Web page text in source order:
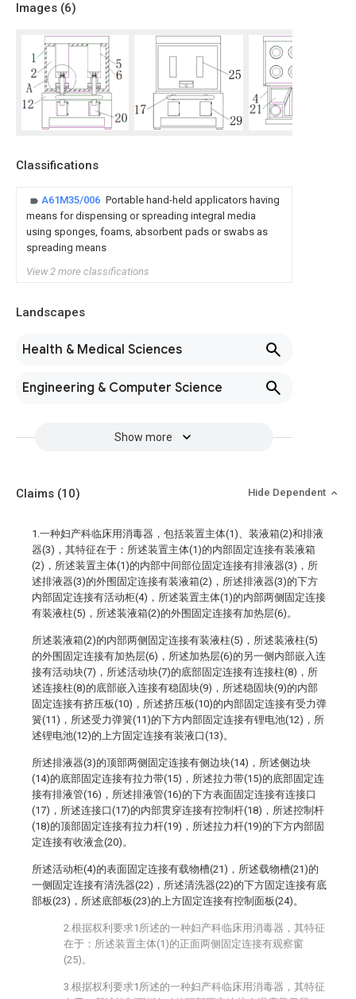
Images (6)
Classifications
A61M35/006 Portable hand-held applicators having
means for dispensing or spreading integral media
using sponges, foams, absorbent pads or swabs as
spreading means
View 2 more classifications
Landscapes
Health & Medical Sciences
Engineering & Computer Science
Show more
Claims (10) Hide Dependent
1.一种妇产科临床用消毒器，包括装置主体(1)、装液箱(2)和排液
器(3)，其特征在于：所述装置主体(1)的内部固定连接有装液箱
(2)，所述装置主体(1)的内部中间部位固定连接有排液器(3)，所
述排液器(3)的外围固定连接有装液箱(2)，所述排液器(3)的下方
内部固定连接有活动柜(4)，所述装置主体(1)的内部两侧固定连接
有装液柱(5)，所述装液箱(2)的外围固定连接有加热层(6)。
所述装液箱(2)的内部两侧固定连接有装液柱(5)，所述装液柱(5)
的外围固定连接有加热层(6)，所述加热层(6)的另一侧内部嵌入连
接有活动块(7)，所述活动块(7)的底部固定连接有连接柱(8)，所
述连接柱(8)的底部嵌入连接有稳固块(9)，所述稳固块(9)的内部
固定连接有挤压板(10)，所述挤压板(10)的内部固定连接有受力弹
簧(11)，所述受力弹簧(11)的下方内部固定连接有锂电池(12)，所
述锂电池(12)的上方固定连接有装液口(13)。
所述排液器(3)的顶部两侧固定连接有侧边块(14)，所述侧边块
(14)的底部固定连接有拉力带(15)，所述拉力带(15)的底部固定连
接有排液管(16)，所述排液管(16)的下方表面固定连接有连接口
(17)，所述连接口(17)的内部贯穿连接有控制杆(18)，所述控制杆
(18)的顶部固定连接有拉力杆(19)，所述拉力杆(19)的下方内部固
定连接有收液盒(20)。
所述活动柜(4)的表面固定连接有载物槽(21)，所述载物槽(21)的
一侧固定连接有清洗器(22)，所述清洗器(22)的下方固定连接有底
部板(23)，所述底部板(23)的上方固定连接有控制面板(24)。
2.根据权利要求1所述的一种妇产科临床用消毒器，其特征
在于：所述装置主体(1)的正面两侧固定连接有观察窗
(25)。
3.根据权利要求1所述的一种妇产科临床用消毒器，其特征